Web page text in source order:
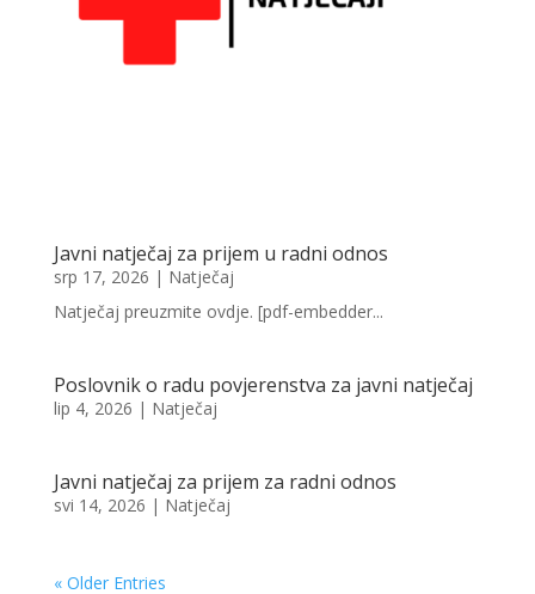
Javni natječaj za prijem u radni odnos
srp 17, 2026 | Natječaj
Natječaj preuzmite ovdje. [pdf-embedder...
Poslovnik o radu povjerenstva za javni natječaj
lip 4, 2026 | Natječaj
Javni natječaj za prijem za radni odnos
svi 14, 2026 | Natječaj
« Older Entries